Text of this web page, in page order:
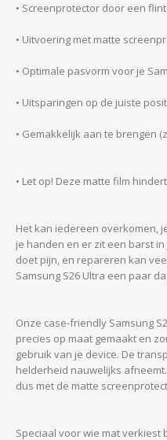
• Screenprotector door een
• Uitvoering met matte
• Optimale pasvorm voor je
• Uitsparingen op de juiste
• Gemakkelijk aan te brengen
• Let op! Deze matte film
Het kan iedereen overkomen,
je handen en er zit een barst
doet pijn, en repareren kan
Samsung S26 Ultra een paar
Onze case-friendly Samsung
precies op maat gemaakt en
gebruik van je device. De
helderheid nauwelijks
dus met de matte
Speciaal voor wie mat verkiest